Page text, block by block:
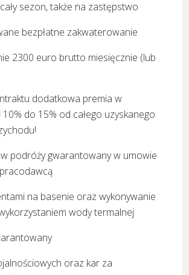
sezon, także na zastępstwo
bezpłatne zakwaterowanie
2300 euro brutto miesięcznie (lub
dodatkowa premia w
do 15% od całego uzyskanego
podróży gwarantowany w umowie
na basenie oraz wykonywanie
wody termalnej
oraz kar za